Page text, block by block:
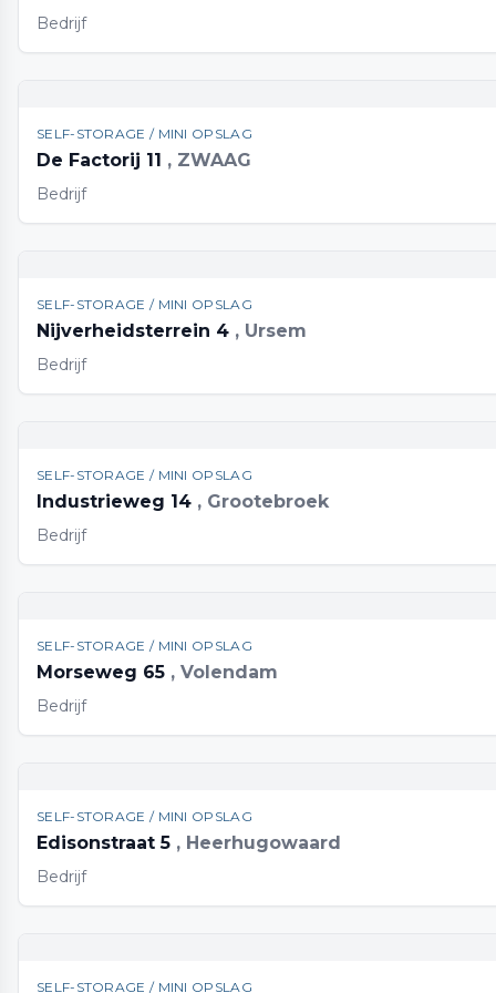
Bedrijf
SELF-STORAGE / MINI OPSLAG
De Factorij 11 , ZWAAG
Bedrijf
SELF-STORAGE / MINI OPSLAG
Nijverheidsterrein 4 , Ursem
Bedrijf
SELF-STORAGE / MINI OPSLAG
Industrieweg 14 , Grootebroek
Bedrijf
SELF-STORAGE / MINI OPSLAG
Morseweg 65 , Volendam
Bedrijf
SELF-STORAGE / MINI OPSLAG
Edisonstraat 5 , Heerhugowaard
Bedrijf
SELF-STORAGE / MINI OPSLAG